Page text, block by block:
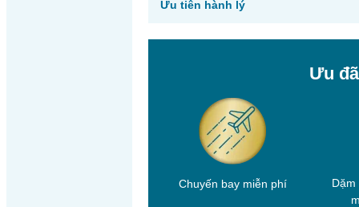
Ưu tiên hành lý
Ưu
Chuyến bay miễn phí